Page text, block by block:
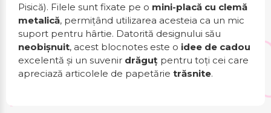
Pisică). Filele sunt fixate pe o mini-placă cu clemă
metalică, permițând utilizarea acesteia ca un mic
suport pentru hârtie. Datorită designului său
neobișnuit, acest blocnotes este o idee de cadou
excelentă și un suvenir drăguț pentru toți cei care
apreciază articolele de papetărie trăsnite.